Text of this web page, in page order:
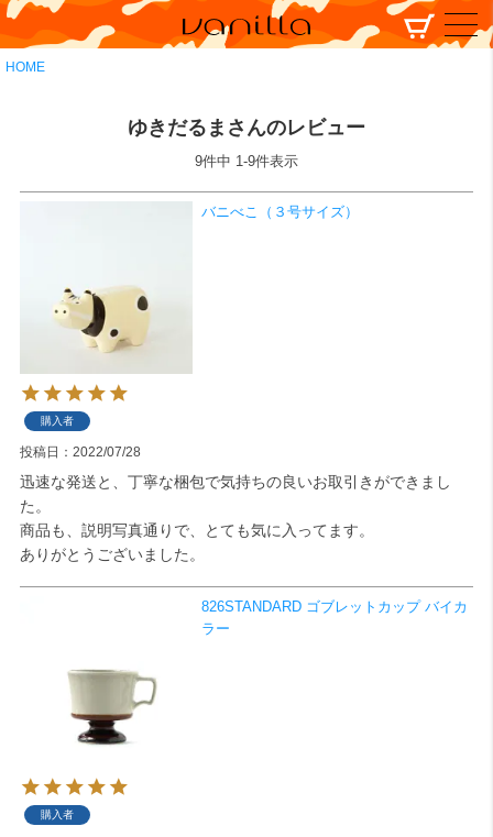
HOME
ゆきだるまさんのレビュー
9件中 1-9件表示
バニべこ（３号サイズ）
購入者
投稿日 2022/07/28
迅速な発送と、丁寧な梱包で気持ちの良いお取引きができまし
た。
商品も、説明写真通りで、とても気に入ってます。
ありがとうございました。
826STANDARD ゴブレットカップ バイカ
ラー
購入者